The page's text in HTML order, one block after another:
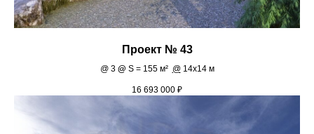
Проект № 43
@ 3 @ S = 155 м² @14х14 м
16 693 000 ₽